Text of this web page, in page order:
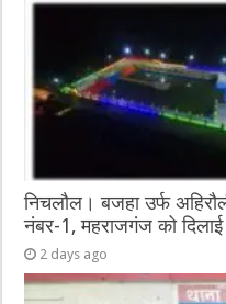
निचलौल। बजहा उर्फ
नंबर-1, महराजगंज को
2 days ago